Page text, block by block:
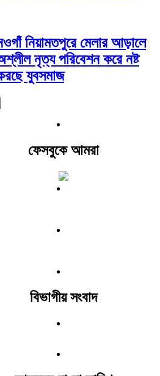
নিয়ামতপুরে মেলার আড়ালে
নৃত্য পরিবেশন করে নষ্ট
যুবসমাজ
ফেসবুকে আমরা
বিভাগীয় সংবাদ